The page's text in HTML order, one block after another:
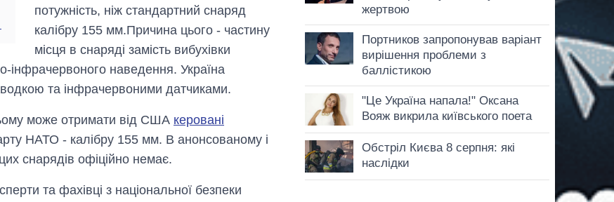
потужність, ніж стандартний снаряд
калібру 155 мм.Причина цього - частину
місця в снаряді замість вибухівки
інфрачервоного наведення. Україна
та інфрачервоними датчиками.
може отримати від США керовані
НАТО - калібру 155 мм. В анонсованому і
снарядів офіційно немає.
та фахівці з національної безпеки